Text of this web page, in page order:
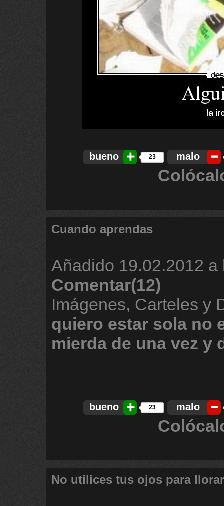
bueno 23 malo
Cuando aprendas
Añadido 19.02.2012 a
Comentar(12)
Imágenes, Carteles y
quiero estar sola no
mierda de una vez y
bueno 23 malo
No utilices tus ojos para llorar